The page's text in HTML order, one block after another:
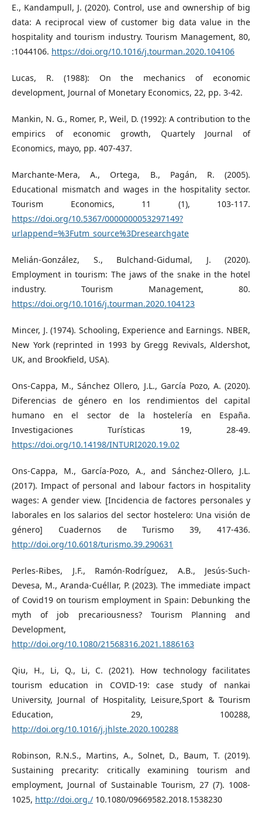
E., Kandampull, J. (2020). Control, use and ownership of big
data: A reciprocal view of customer big data value in the
hospitality and tourism industry. Tourism Management, 80,
:1044106. https://doi.org/10.1016/j.tourman.2020.104106
Lucas, R. (1988): On the mechanics of economic
development, Journal of Monetary Economics, 22, pp. 3-42.
Mankin, N. G., Romer, P., Weil, D. (1992): A contribution to the
empirics of economic growth, Quartely Journal of
Economics, mayo, pp. 407-437.
Marchante-Mera, A., Ortega, B., Pagán, R. (2005).
Educational mismatch and wages in the hospitality sector.
Tourism Economics, 11 (1), 103-117.
https://doi.org/10.5367/0000000053297149?
urlappend=%3Futm_source%3Dresearchgate
Melián-González, S., Bulchand-Gidumal, J. (2020).
Employment in tourism: The jaws of the snake in the hotel
industry. Tourism Management, 80.
https://doi.org/10.1016/j.tourman.2020.104123
Mincer, J. (1974). Schooling, Experience and Earnings. NBER,
New York (reprinted in 1993 by Gregg Revivals, Aldershot,
UK, and Brookfield, USA).
Ons-Cappa, M., Sánchez Ollero, J.L., García Pozo, A. (2020).
Diferencias de género en los rendimientos del capital
humano en el sector de la hostelería en España.
Investigaciones Turísticas 19, 28-49.
https://doi.org/10.14198/INTURI2020.19.02
Ons-Cappa, M., García-Pozo, A., and Sánchez-Ollero, J.L.
(2017). Impact of personal and labour factors in hospitality
wages: A gender view. [Incidencia de factores personales y
laborales en los salarios del sector hostelero: Una visión de
género] Cuadernos de Turismo 39, 417-436.
http://doi.org/10.6018/turismo.39.290631
Perles-Ribes, J.F., Ramón-Rodríguez, A.B., Jesús-Such-
Devesa, M., Aranda-Cuéllar, P. (2023). The immediate impact
of Covid19 on tourism employment in Spain: Debunking the
myth of job precariousness? Tourism Planning and
Development,
http://doi.org/10.1080/21568316.2021.1886163
Qiu, H., Li, Q., Li, C. (2021). How technology facilitates
tourism education in COVID-19: case study of nankai
University, Journal of Hospitality, Leisure,Sport & Tourism
Education, 29, 100288,
http://doi.org/10.1016/j.jhlste.2020.100288
Robinson, R.N.S., Martins, A., Solnet, D., Baum, T. (2019).
Sustaining precarity: critically examining tourism and
employment, Journal of Sustainable Tourism, 27 (7). 1008-
1025, http://doi.org./ 10.1080/09669582.2018.1538230